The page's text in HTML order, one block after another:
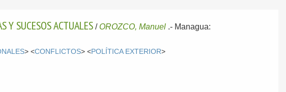
Y SUCESOS ACTUALES / OROZCO, Manuel .- Managua:
> <CONFLICTOS> <POLÍTICA EXTERIOR>